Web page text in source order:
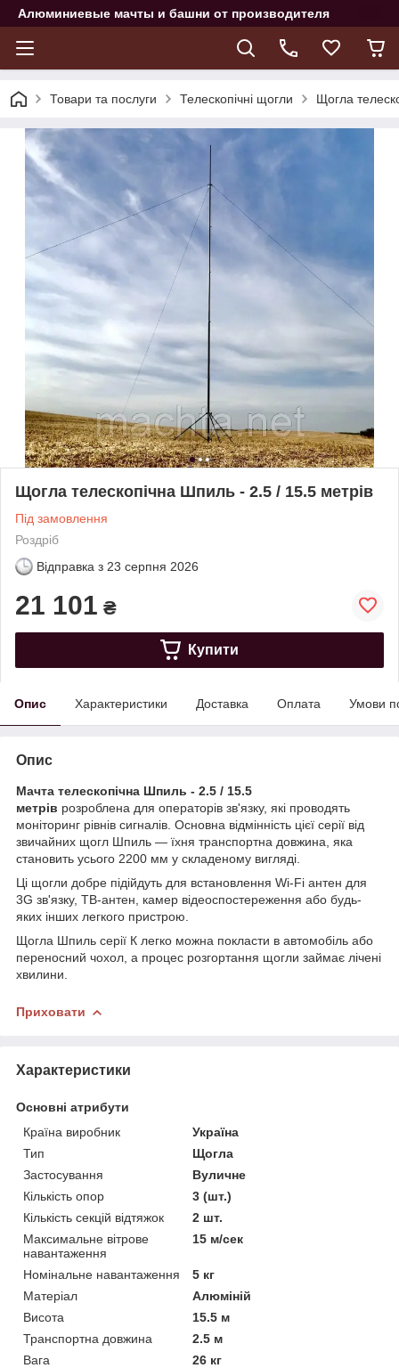
Алюминиевые мачты и башни от производителя
Товари та послуги Телескопічні щогли Щогла
Щогла телескопічна Шпиль - 2.5 / 15.5 метрів
Під замовлення
Роздріб
Відправка з 23 серпня 2026
21 101 ₴
Купити
Опис Характеристики Доставка Оплата Умови
Опис
Мачта телескопічна Шпиль - 2.5 / 15.5
метрів розроблена для операторів зв'язку, які проводять
моніторинг рівнів сигналів. Основна відмінність цієї серії від
звичайних щогл Шпиль — їхня транспортна довжина, яка
становить усього 2200 мм у складеному вигляді.
Ці щогли добре підійдуть для встановлення Wi-Fi антен для
3G зв'язку, ТВ-антен, камер відеоспостереження або будь-
яких інших легкого пристрою.
Щогла Шпиль серії К легко можна покласти в автомобіль або
переносний чохол, а процес розгортання щогли займає лічені
хвилини.
Приховати
Характеристики
Основні атрибути
Країна виробник
Україна
Тип
Щогла
Застосування
Вуличне
Кількість опор
3 (шт.)
Кількість секцій відтяжок
2 шт.
Максимальне вітрове
навантаження
15 м/сек
Номінальне навантаження
5 кг
Матеріал
Алюміній
Висота
15.5 м
Транспортна довжина
2.5 м
Вага
26 кг